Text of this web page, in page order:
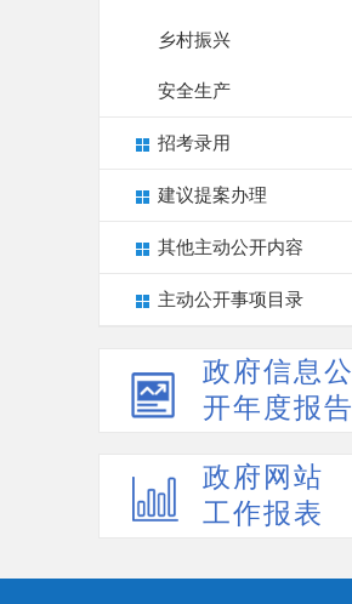
乡村振兴
安全生产
招考录用
建议提案办理
其他主动公开内容
主动公开事项目录
政府信息公
开年度报告
政府网站
工作报表